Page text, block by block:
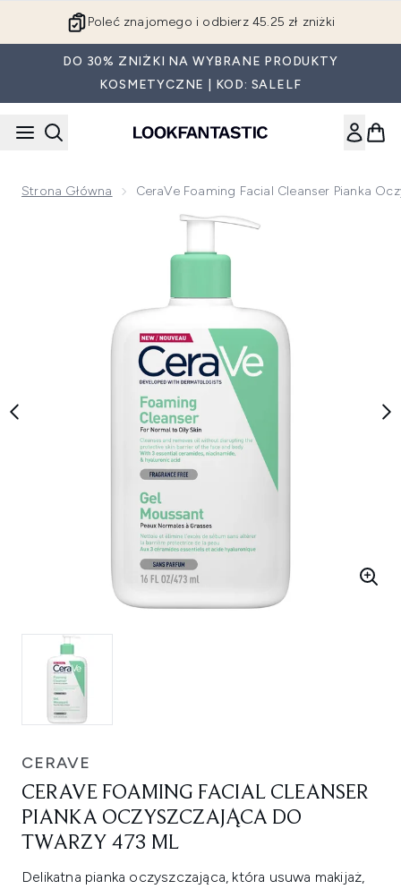
Poleć znajomego i odbierz 45.25 zł zniżki
DO 30% ZNIŻKI NA WYBRANE PRODUKTY
KOSMETYCZNE | KOD: SALELF
Strona Główna CeraVe Foaming Facial Cleanser Pianka
Now showing image 1 CeraVe Foaming Facial Cleanser
CERAVE
CERAVE FOAMING FACIAL CLEANSER
PIANKA OCZYSZCZAJĄCA DO
TWARZY 473 ML
Delikatna pianka oczyszczająca, która usuwa makijaż,